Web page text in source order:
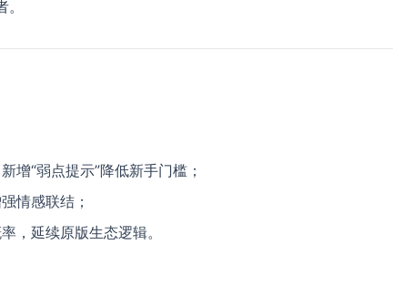
增“弱点提示”降低新手门槛；
情感联结；
，延续原版生态逻辑。